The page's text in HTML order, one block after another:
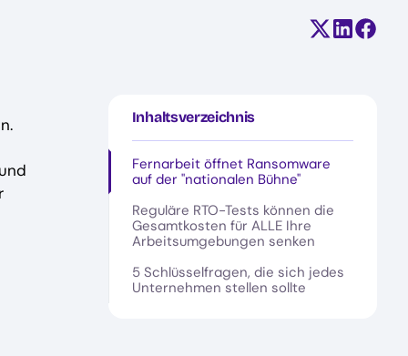
Teilen auf
AufAuf
Inhaltsverzeichnis
Fernarbeit öffnet Ransomware
auf der "nationalen Bühne"
Reguläre RTO-Tests können die
Gesamtkosten für ALLE Ihre
Arbeitsumgebungen senken
5 Schlüsselfragen, die sich jedes
Unternehmen stellen sollte